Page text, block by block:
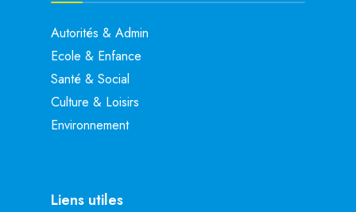
Autorités & Admin
Ecole & Enfance
Santé & Social
Culture & Loisirs
Environnement
Liens utiles